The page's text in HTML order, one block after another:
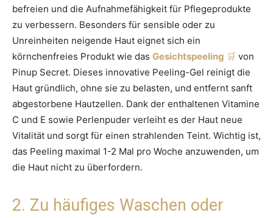
befreien und die Aufnahmefähigkeit für Pflegeprodukte
zu verbessern. Besonders für sensible oder zu
Unreinheiten neigende Haut eignet sich ein
körnchenfreies Produkt wie das Gesichtspeeling
von
Pinup Secret. Dieses innovative Peeling-Gel reinigt die
Haut gründlich, ohne sie zu belasten, und entfernt sanft
abgestorbene Hautzellen. Dank der enthaltenen Vitamine
C und E sowie Perlenpuder verleiht es der Haut neue
Vitalität und sorgt für einen strahlenden Teint. Wichtig ist,
das Peeling maximal 1-2 Mal pro Woche anzuwenden, um
die Haut nicht zu überfordern.
2. Zu häufiges Waschen oder